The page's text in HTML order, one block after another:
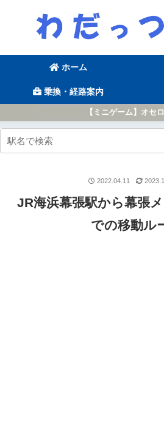
ホーム
乗換・経路案内
【ミニゲーム】オセ
JR海浜幕張駅から幕張
での移動ル
2022.04.11